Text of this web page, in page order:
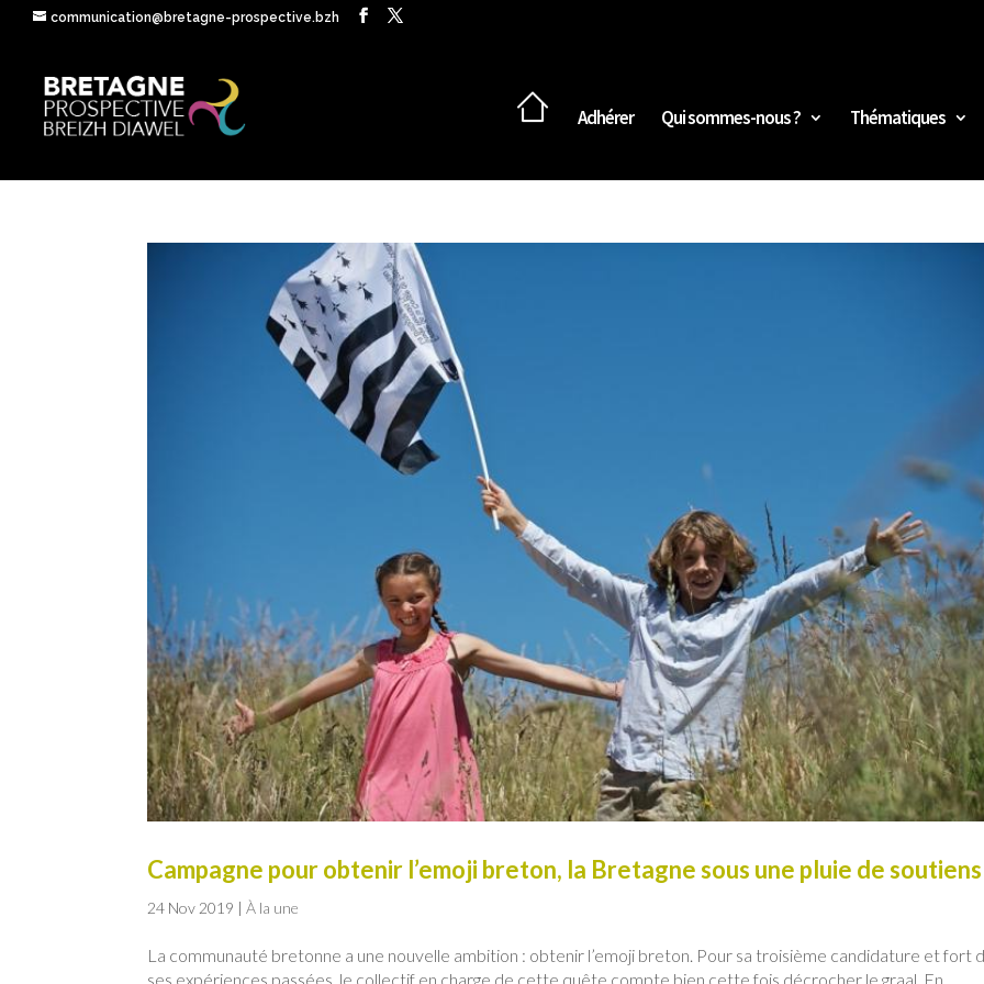
communication@bretagne-prospective.bzh
Adhérer Qui sommes-nous ? Thématiques
Campagne pour obtenir l’emoji breton, la Bretagne sous une pluie de soutiens
24 Nov 2019 |À la une
La communauté bretonne a une nouvelle ambition : obtenir l’emoji breton. Pour sa troisième candidature et fort
ses expériences passées, le collectif en charge de cette quête compte bien cette fois décrocher le graal. En